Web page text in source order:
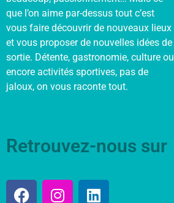
que l’on aime par-dessus tout c’est
vous faire découvrir de nouveaux lieux
et vous proposer de nouvelles idées de
sortie. Détente, gastronomie, culture ou
encore activités sportives, pas de
jaloux, on vous raconte tout.
Retrouvez-nous sur